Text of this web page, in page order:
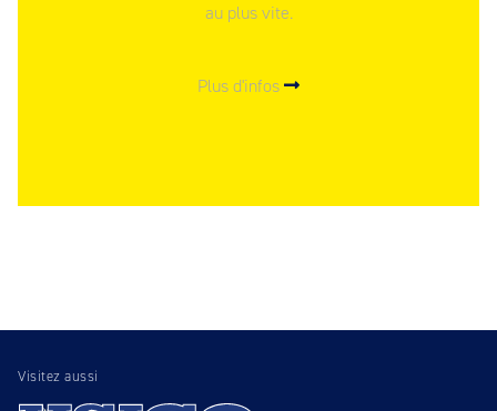
au plus vite.
Plus d'infos
Visitez aussi